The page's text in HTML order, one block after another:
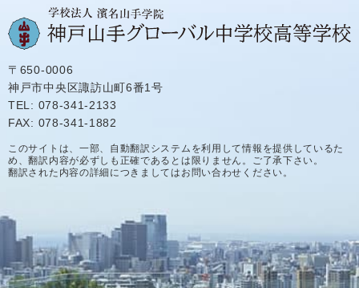
〒650-0006
神戸市中央区諏訪山町6番1号
TEL: 078-341-2133
FAX: 078-341-1882
このサイトは、一部、自動翻訳システムを利用して情報を提供しているた
め、翻訳内容が必ずしも正確であるとは限りません。ご了承下さい。
翻訳された内容の詳細につきましてはお問い合わせください。